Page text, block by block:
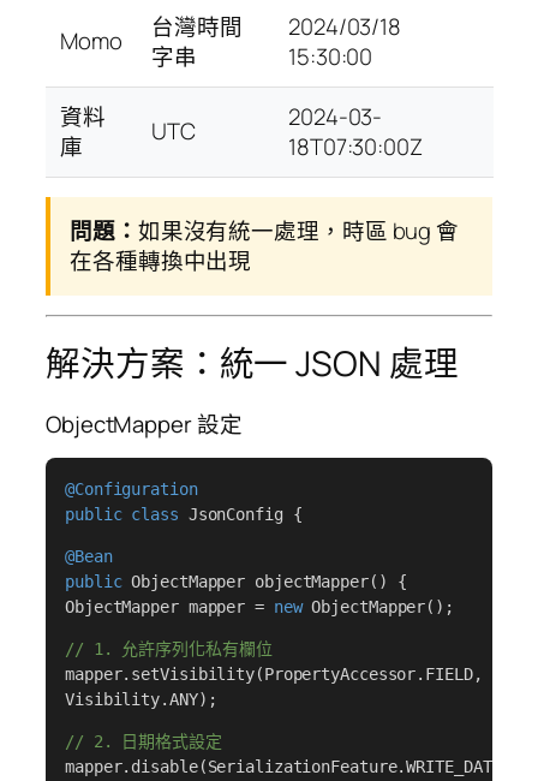
Momo
台灣時間
字串
2024/03/18
15:30:00
資料
庫
UTC
2024-03-
18T07:30:00Z
問題： 如果沒有統一處理，時區 bug 會
在各種轉換中出現
解決方案：統一 JSON 處理
ObjectMapper 設定
@Configuration
public class JsonConfig {
@Bean
publicObjectMapper objectMapper() {
ObjectMapper mapper = newObjectMapper();
// 1. 允許序列化私有欄位
mapper.setVisibility(PropertyAccessor.FIELD,
Visibility.ANY);
// 2. 日期格式設定